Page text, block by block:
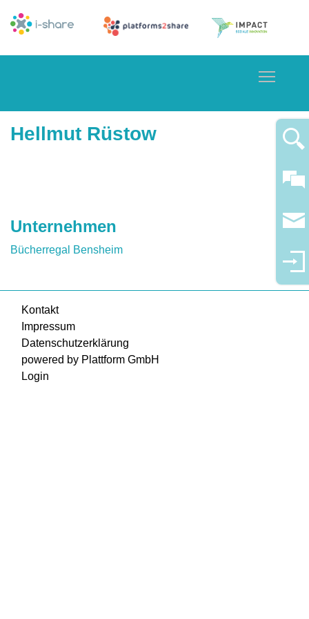
Hellmut Rüstow
Unternehmen
Bücherregal Bensheim
Kontakt
Impressum
Datenschutzerklärung
powered by Plattform GmbH
Login